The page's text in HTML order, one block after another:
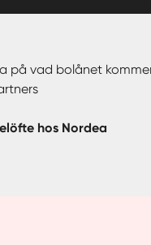
på vad bolånet
hos Nordea